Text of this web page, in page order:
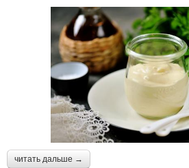
читать дальше →